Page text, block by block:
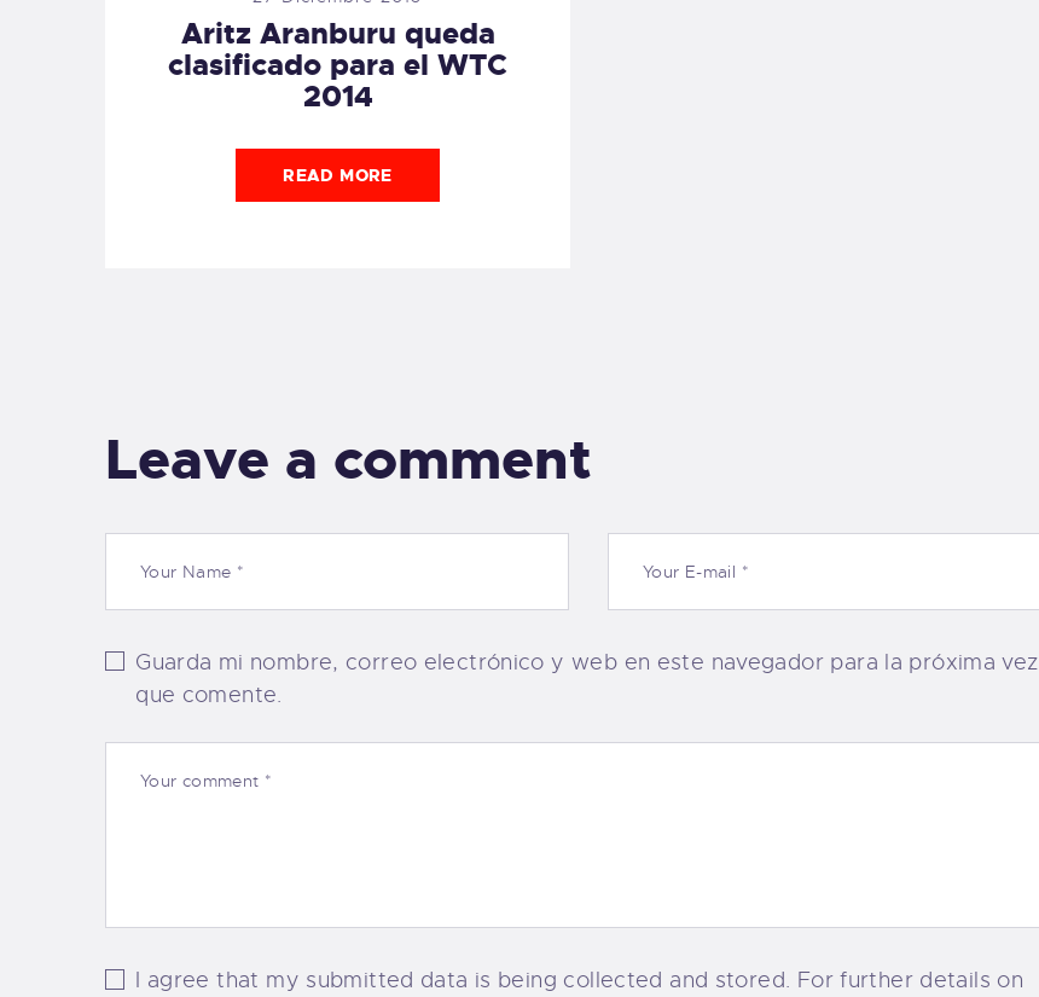
Aritz Aranburu queda
clasificado para el WTC
2014
READ MORE
Leave a comment
Guarda mi nombre, correo electrónico y web en este navegador para la próxima vez
que comente.
I agree that my submitted data is being collected and stored. For further details on